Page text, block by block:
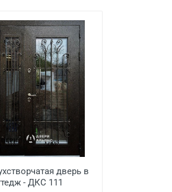
дверь в
- ДКС 111